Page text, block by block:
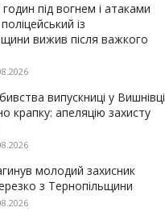
під вогнем і атаками
із
вижив після важкого
випускниці у Вишнівці
крапку: апеляцію захисту
молодий захисник
з Тернопільщини